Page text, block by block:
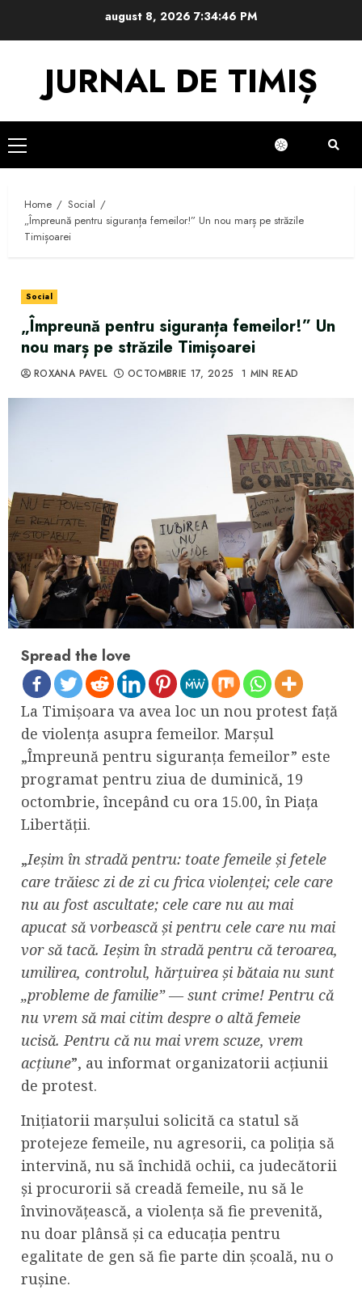
august 8, 2026 7:34:46 PM
JURNAL DE TIMIȘ
Primary
Menu
Home
Social
„Împreună pentru siguranța femeilor!” Un nou marș pe străzile
Timișoarei
Social
„Împreună pentru siguranța femeilor!” Un
nou marș pe străzile Timișoarei
ROXANA PAVEL OCTOMBRIE 17, 2025 1 MIN READ
Spread the love
La Timișoara va avea loc un nou protest față
de violența asupra femeilor. Marșul
„Împreună pentru siguranța femeilor” este
programat pentru ziua de duminică, 19
octombrie, începând cu ora 15.00, în Piața
Libertății.
„Ieșim în stradă pentru: toate femeile și fetele
care trăiesc zi de zi cu frica violenței; cele care
nu au fost ascultate; cele care nu au mai
apucat să vorbească și pentru cele care nu mai
vor să tacă. Ieșim în stradă pentru că teroarea,
umilirea, controlul, hărțuirea și bătaia nu sunt
„probleme de familie” — sunt crime! Pentru că
nu vrem să mai citim despre o altă femeie
ucisă. Pentru că nu mai vrem scuze, vrem
acțiune”, au informat organizatorii acțiunii
de protest.
Inițiatorii marșului solicită ca statul să
protejeze femeile, nu agresorii, ca poliția să
intervină, nu să închidă ochii, ca judecătorii
și procurorii să creadă femeile, nu să le
învinovățească, a violența să fie prevenită,
nu doar plânsă și ca educația pentru
egalitate de gen să fie parte din școală, nu o
rușine.